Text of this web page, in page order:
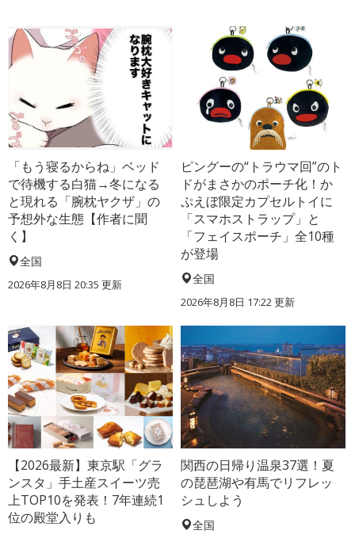
「もう寝るからね」ベッド
で待機する白猫→冬になる
と現れる「腕枕ヤクザ」の
予想外な生態【作者に聞
く】
全国
2026年8月8日 20:35 更新
ピングーの“トラウマ回”のト
ドがまさかのポーチ化！か
ぷえぼ限定カプセルトイに
「スマホストラップ」と
「フェイスポーチ」全10種
が登場
全国
2026年8月8日 17:22更新
【2026最新】東京駅「グラ
ンスタ」手土産スイーツ売
上TOP10を発表！7年連続1
位の殿堂入りも
関西の日帰り温泉37選！夏
の琵琶湖や有馬でリフレッ
シュしよう
全国